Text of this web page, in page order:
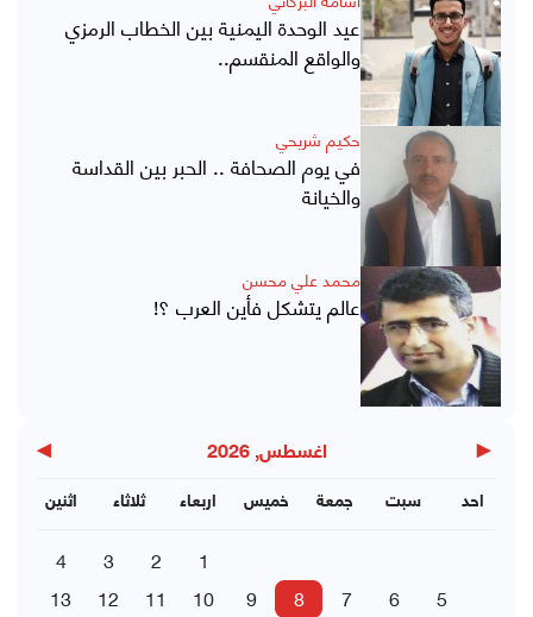
عيد الوحدة اليمنية بين الخطاب الرمزي
والواقع المنقسم..
حكيم شريحي
في يوم الصحافة .. الحبر بين القداسة
والخيانة
محمد علي محسن
عالم يتشكل فأين العرب ؟!
◀ اغسطس, 2026 ▶
اثنين ثلاثاء اربعاء خميس جمعة سبت احد
1
2
3
4
5
6
7
8
9
10
11
12
13